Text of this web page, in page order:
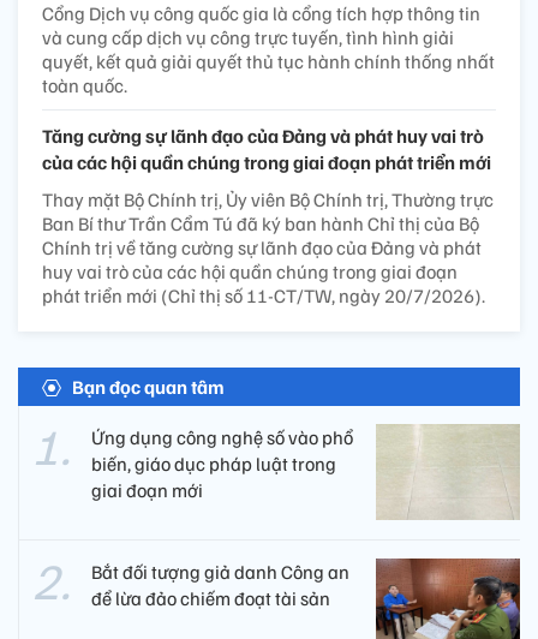
Cổng Dịch vụ công quốc gia là cổng tích hợp thông tin
và cung cấp dịch vụ công trực tuyến, tình hình giải
quyết, kết quả giải quyết thủ tục hành chính thống nhất
toàn quốc.
Tăng cường sự lãnh đạo của Đảng và phát huy vai trò
của các hội quần chúng trong giai đoạn phát triển mới
Thay mặt Bộ Chính trị, Ủy viên Bộ Chính trị, Thường trực
Ban Bí thư Trần Cẩm Tú đã ký ban hành Chỉ thị của Bộ
Chính trị về tăng cường sự lãnh đạo của Đảng và phát
huy vai trò của các hội quần chúng trong giai đoạn
phát triển mới (Chỉ thị số 11-CT/TW, ngày 20/7/2026).
Bạn đọc quan tâm
Ứng dụng công nghệ số vào phổ
biến, giáo dục pháp luật trong
giai đoạn mới
Bắt đối tượng giả danh Công an
để lừa đảo chiếm đoạt tài sản